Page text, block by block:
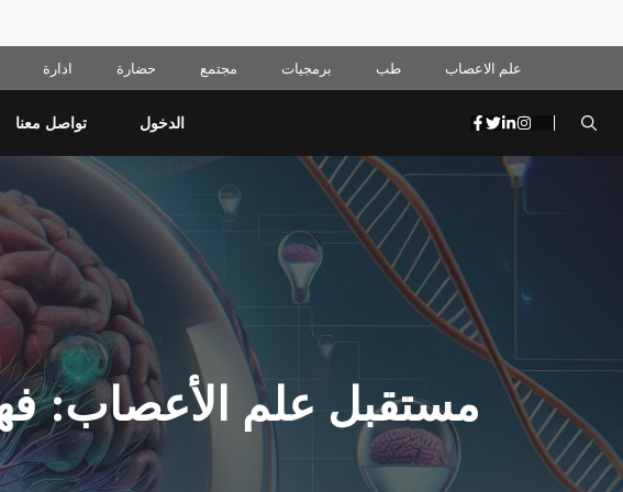
ادارة حضارة مجتمع برمجيات طب علم الاعصاب
تواصل معنا الدخول
مستقبل علم الأعصاب: